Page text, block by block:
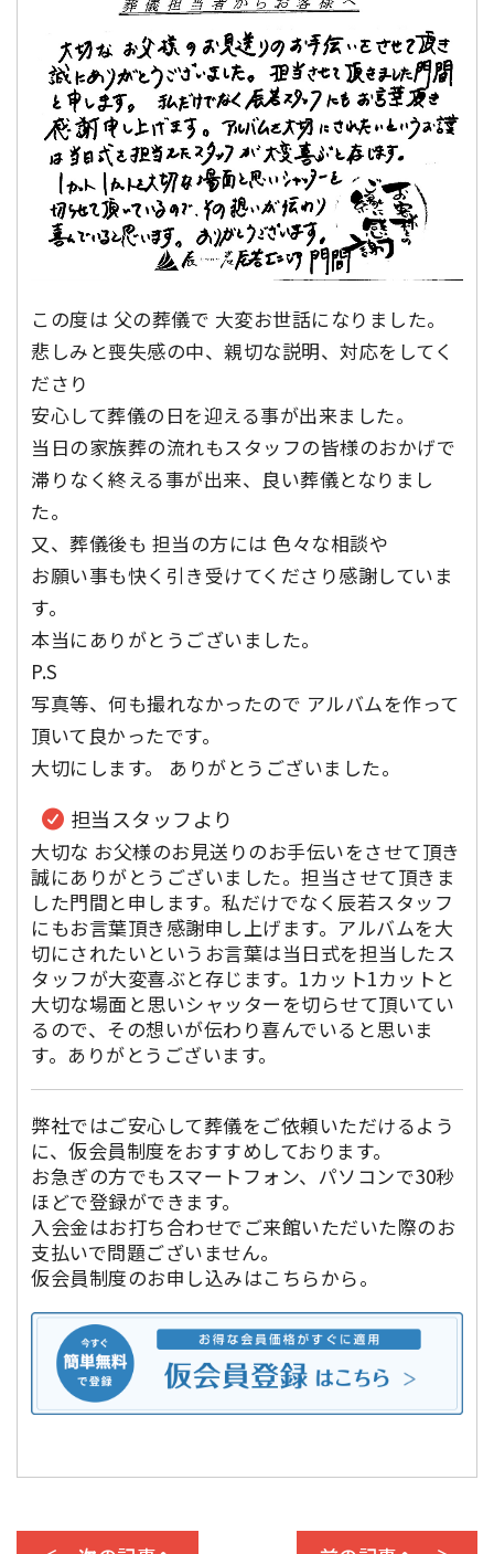
この度は 父の葬儀で 大変お世話になりました。
悲しみと喪失感の中、親切な説明、対応をしてく
ださり
安心して葬儀の日を迎える事が出来ました。
当日の家族葬の流れもスタッフの皆様のおかげで
滞りなく終える事が出来、良い葬儀となりまし
た。
又、葬儀後も 担当の方には 色々な相談や
お願い事も快く引き受けてくださり感謝していま
す。
本当にありがとうございました。
P.S
写真等、何も撮れなかったので アルバムを作って
頂いて良かったです。
大切にします。 ありがとうございました。
担当スタッフより
大切な お父様のお見送りのお手伝いをさせて頂き
誠にありがとうございました。担当させて頂きま
した門間と申します。私だけでなく辰若スタッフ
にもお言葉頂き感謝申し上げます。アルバムを大
切にされたいというお言葉は当日式を担当したス
タッフが大変喜ぶと存じます。1カット1カットと
大切な場面と思いシャッターを切らせて頂いてい
るので、その想いが伝わり喜んでいると思いま
す。ありがとうございます。
弊社ではご安心して葬儀をご依頼いただけるよう
に、仮会員制度をおすすめしております。
お急ぎの方でもスマートフォン、パソコンで30秒
ほどで登録ができます。
入会金はお打ち合わせでご来館いただいた際のお
支払いで問題ございません。
仮会員制度のお申し込みはこちらから。